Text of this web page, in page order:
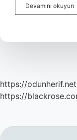
Devamını okuyun
https://odunherif.net
https://